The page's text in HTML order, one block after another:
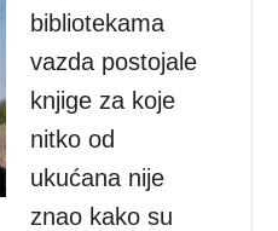
bibliotekama
vazda postojale
knjige za koje
nitko od
ukućana nije
znao kako su